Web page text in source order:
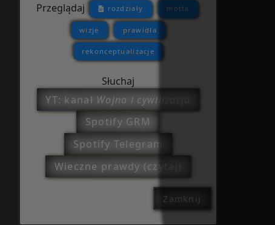
Przeglądaj
rozdziały motta
wizje prawidła
rekonceptualizacje
Słuchaj
YT: kanał Wojna i cywilizacja
Spotify GRM
Spotify Telegram
Wieczne prawdy (czytaj)
Zamknij